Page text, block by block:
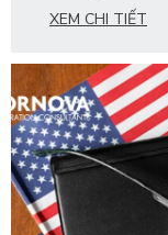
XEM CHI TIẾT